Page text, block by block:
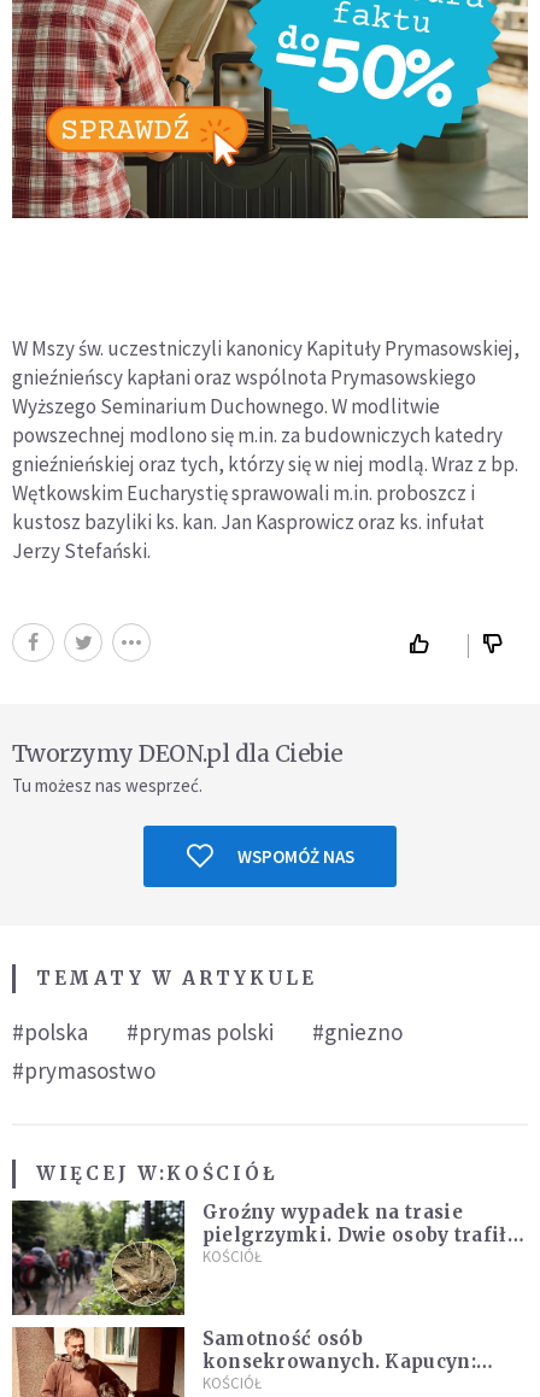
W Mszy św. uczestniczyli kanonicy Kapituły Prymasowskiej,
gnieźnieńscy kapłani oraz wspólnota Prymasowskiego
Wyższego Seminarium Duchownego. W modlitwie
powszechnej modlono się m.in. za budowniczych katedry
gnieźnieńskiej oraz tych, którzy się w niej modlą. Wraz z bp.
Wętkowskim Eucharystię sprawowali m.in. proboszcz i
kustosz bazyliki ks. kan. Jan Kasprowicz oraz ks. infułat
Jerzy Stefański.
Tworzymy DEON.pl dla Ciebie
Tu możesz nas wesprzeć.
WSPOMÓŻ NAS
TEMATY W ARTYKULE
#polska #prymas polski
#gniezno
#prymasostwo
WIĘCEJ W:KOŚCIÓŁ
Groźny wypadek na trasie
pielgrzymki. Dwie osoby trafiły
do szpitala
KOŚCIÓŁ
Samotność osób
konsekrowanych. Kapucyn:
Życie w pojedynkę rzadko jest
KOŚCIÓŁ